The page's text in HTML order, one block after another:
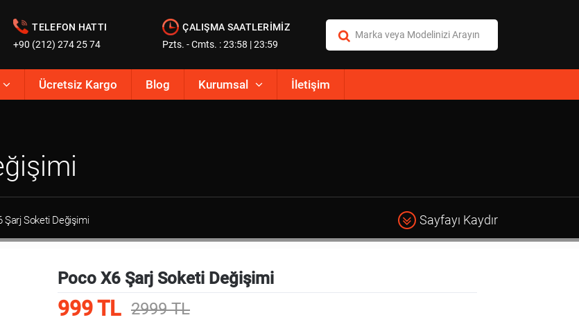
ÇALIŞMA SAATLERİMİZ
Pzts. - Cmts. : 23:58 | 23:59
TELEFON HATTI
+90 (212) 274 25 74
Ücretsiz Kargo Blog Kurumsal İletişim
Şarj Soketi Değişimi Sayfayı Kaydır
Poco X6 Şarj Soketi Değişimi
999 TL 2999 TL